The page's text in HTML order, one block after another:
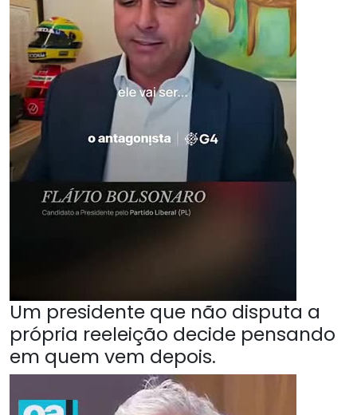
Um presidente que não disputa a
própria reeleição decide pensando
em quem vem depois.